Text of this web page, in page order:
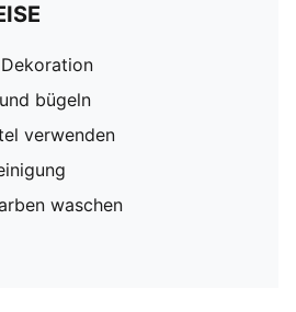
bügeln
verwenden
waschen